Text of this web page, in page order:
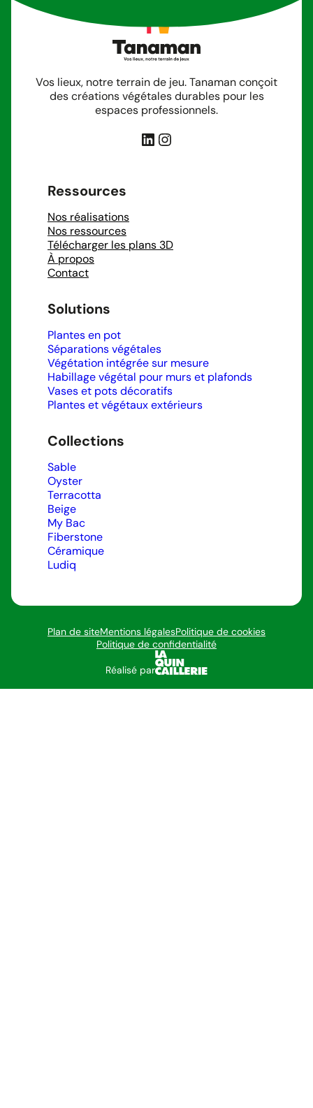
Vos lieux, notre terrain de jeu. Tanaman conçoit
des créations végétales durables pour les
espaces professionnels.
LinkedIn
Instagram
Ressources
Nos réalisations
Nos ressources
Télécharger les plans 3D
À propos
Contact
Solutions
Plantes en pot
Séparations végétales
Végétation intégrée sur mesure
Habillage végétal pour murs et plafonds
Vases et pots décoratifs
Plantes et végétaux extérieurs
Collections
Sable
Oyster
Terracotta
Beige
My Bac
Fiberstone
Céramique
Ludiq
Plan de siteMentions légalesPolitique de cookies
Politique de confidentialité
Réalisé par